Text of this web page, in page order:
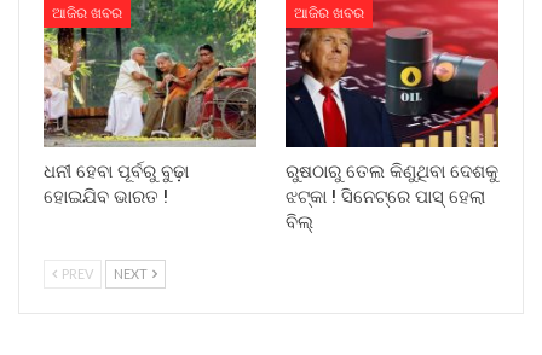
ଆଜିର ଖବର
ଧନୀ ହେବା ପୂର୍ବରୁ ବୁଢ଼ା
ହୋଇଯିବ ଭାରତ !
ଆଜିର ଖବର
ରୁଷଠାରୁ ତେଲ କିଣୁଥିବା ଦେଶକୁ
ଝଟ୍‌କା ! ସିନେଟ୍‌ରେ ପାସ୍ ହେଲା
ବିଲ୍
PREV NEXT